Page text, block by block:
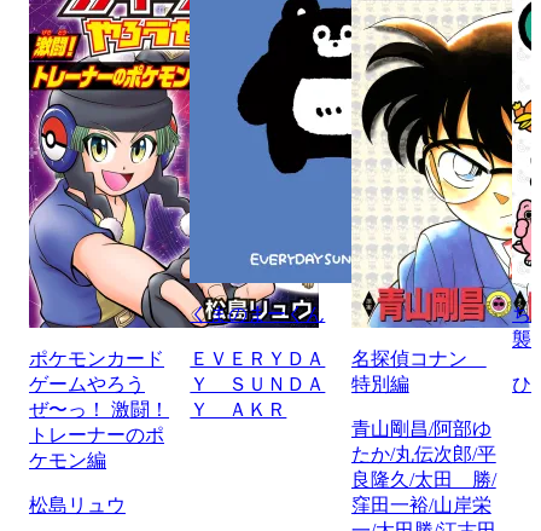
ポケモンカード
ゲームやろう
ぜ〜っ！ 激闘！
トレーナーのポ
ケモン編
松島リュウ
くまのまーくん
ＥＶＥＲＹＤＡ
Ｙ ＳＵＮＤＡ
Ｙ ＡＫＲ
名探偵コナン
特別編
青山剛昌/阿部ゆ
たか/丸伝次郎/平
良隆久/太田 勝/
窪田一裕/山岸栄
ち
襲
ひ